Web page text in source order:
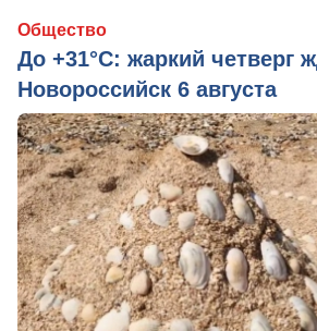
Общество
До +31°C: жаркий четверг
Новороссийск 6 августа